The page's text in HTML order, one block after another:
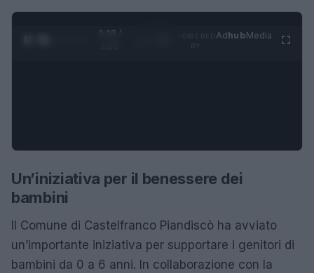
0:29 /
AdhubMedia
Un’iniziativa per il benessere dei
bambini
Il Comune di Castelfranco Piandiscò ha avviato
un’importante iniziativa per supportare i genitori di
bambini da 0 a 6 anni. In collaborazione con la